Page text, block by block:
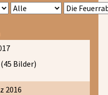
(45 Bilder)
2016